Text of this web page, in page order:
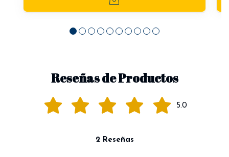
Reseñas de Productos
5.0
2 Reseñas